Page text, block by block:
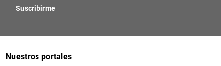
Suscribirme
Nuestros portales